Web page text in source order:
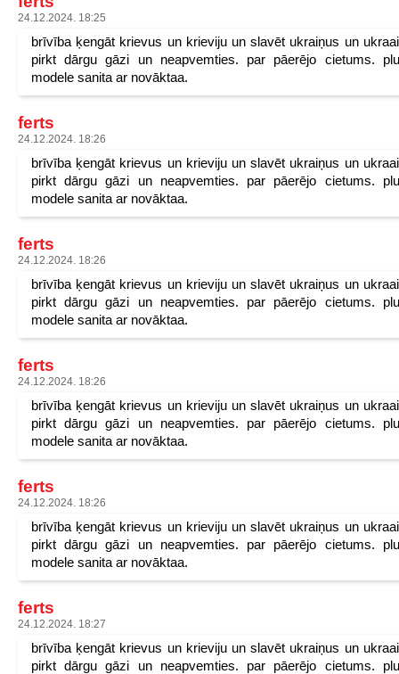
24.12.2024. 18:25
brīvība ķengāt krievus un krieviju un slavēt ukraiņus un
pirkt dārgu gāzi un neapvemties. par pāerējo cietums.
modele sanita ar novāktaa.
ferts
24.12.2024. 18:26
brīvība ķengāt krievus un krieviju un slavēt ukraiņus un
pirkt dārgu gāzi un neapvemties. par pāerējo cietums.
modele sanita ar novāktaa.
ferts
24.12.2024. 18:26
brīvība ķengāt krievus un krieviju un slavēt ukraiņus un
pirkt dārgu gāzi un neapvemties. par pāerējo cietums.
modele sanita ar novāktaa.
ferts
24.12.2024. 18:26
brīvība ķengāt krievus un krieviju un slavēt ukraiņus un
pirkt dārgu gāzi un neapvemties. par pāerējo cietums.
modele sanita ar novāktaa.
ferts
24.12.2024. 18:26
brīvība ķengāt krievus un krieviju un slavēt ukraiņus un
pirkt dārgu gāzi un neapvemties. par pāerējo cietums.
modele sanita ar novāktaa.
ferts
24.12.2024. 18:27
brīvība ķengāt krievus un krieviju un slavēt ukraiņus un
pirkt dārgu gāzi un neapvemties. par pāerējo cietums.